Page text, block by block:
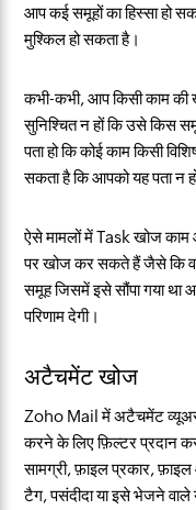
आप कई समूहों का हिस्सा हो
मुश्किल हो सकता है।
कभी-कभी, आप किसी काम की
सुनिश्चित न हों कि उसे किस
पता हो कि कोई काम किसी
सकता है कि आपको यह पता न
ऐसे मामलों में Task खोज
पर खोज कर सकते हैं जैसे कि वह
समूह जिसमें इसे सौंपा गया
परिणाम देगी।
अटैचमेंट खोज
Zoho Mail में अटैचमेंट
करने के लिए फ़िल्टर प्रदान
सामग्री, फ़ाइल प्रकार,
टैग, पसंदीदा या इसे भेजने